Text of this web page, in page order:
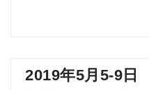
2019年5月5-9日